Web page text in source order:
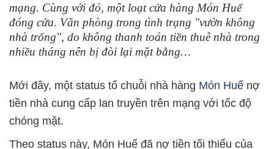
mạng. Cùng với đó, một loạt cửa hàng Món Huế
đóng cửa. Văn phòng trong tình trạng "vườn không
nhà trống", do không thanh toán tiền thuê nhà trong
nhiều tháng nên bị đòi lại mặt bằng…
Mới đây, một status tố chuỗi nhà hàng Món Huế nợ
tiền nhà cung cấp lan truyền trên mạng với tốc độ
chóng mặt.
Theo status này, Món Huế đã nợ tiền tối thiểu của